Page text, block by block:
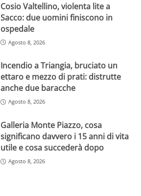
Cosio Valtellino, violenta lite a
Sacco: due uomini finiscono in
ospedale
Agosto 8, 2026
Incendio a Triangia, bruciato un
ettaro e mezzo di prati: distrutte
anche due baracche
Agosto 8, 2026
Galleria Monte Piazzo, cosa
significano davvero i 15 anni di vita
utile e cosa succederà dopo
Agosto 8, 2026